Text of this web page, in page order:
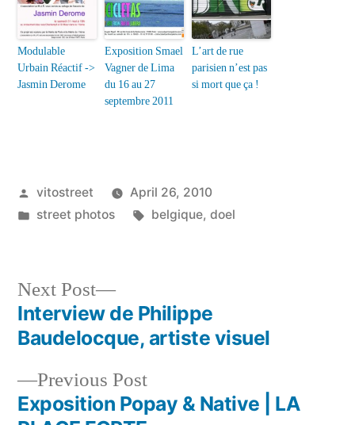
Modulable
Urbain Réactif ->
Jasmin Derome
Exposition Smael
Vagner de Lima
du 16 au 27
septembre 2011
L’art de rue
parisien n’est pas
si mort que ça !
Posted
by
vitostreet
April 26, 2010
Posted
street photos Tags:
belgique, doel
Post
navigation
Previous PostPrevious
post:
Exposition Popay & Native | LA
Next Post
Next
post:
Interview de Philippe
Baudelocque, artiste visuel